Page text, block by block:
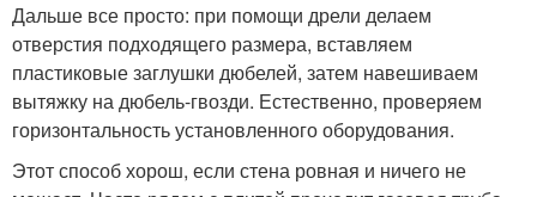
Дальше все просто: при помощи дрели делаем
отверстия подходящего размера, вставляем
пластиковые заглушки дюбелей, затем навешиваем
вытяжку на дюбель-гвозди. Естественно, проверяем
горизонтальность установленного оборудования.
Этот способ хорош, если стена ровная и ничего не